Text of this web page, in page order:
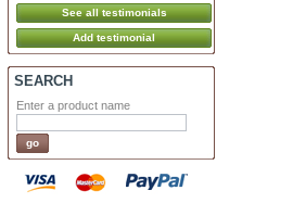
SEARCH
Enter a product name